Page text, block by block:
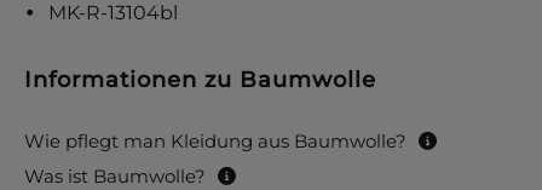
MK-R-13104bl
Informationen zu Baumwolle
Wie pflegt man Kleidung aus Baumwolle?
Was ist Baumwolle?